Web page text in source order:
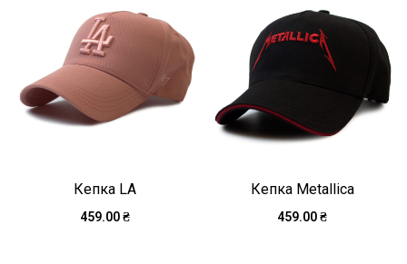
Кепка LA
459.00₴
Кепка Metallica
459.00₴